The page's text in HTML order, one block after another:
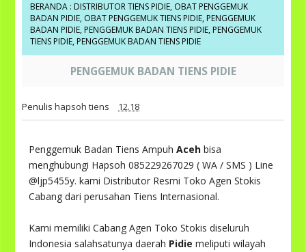
BERANDA : DISTRIBUTOR TIENS PIDIE, OBAT PENGGEMUK
BADAN PIDIE, OBAT PENGGEMUK TIENS PIDIE, PENGGEMUK
BADAN PIDIE, PENGGEMUK BADAN TIENS PIDIE, PENGGEMUK
TIENS PIDIE, PENGGEMUK BADAN TIENS PIDIE
PENGGEMUK BADAN TIENS PIDIE
Penulishapsoh tiens 12.18
Penggemuk Badan Tiens AmpuhAceh bisa
menghubungi Hapsoh 085229267029 ( WA / SMS ) Line
@ljp5455y. kami Distributor Resmi Toko Agen Stokis
Cabang dari perusahan Tiens Internasional.
Kami memiliki Cabang Agen Toko Stokis diseluruh
Indonesia salahsatunya daerah Pidiemeliputi wilayah